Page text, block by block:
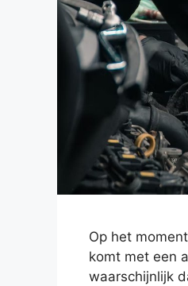
Op het
komt met een
waarschijnlijk